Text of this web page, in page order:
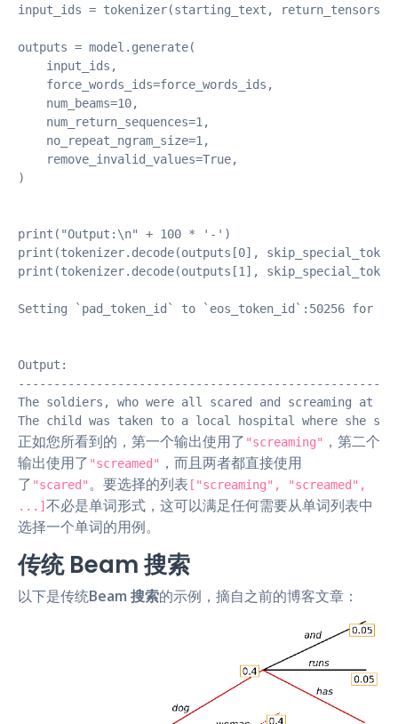
input_ids = tokenizer(starting_text,
outputs = model.generate(
    input_ids,
    force_words_ids=force_words_ids,
    num_beams=10,
    num_return_sequences=1,
    no_repeat_ngram_size=1,
    remove_invalid_values=True,
)
print("Output:\n" + 100 * '-')
print(tokenizer.decode(outputs[0],
print(tokenizer.decode(outputs[1],
Setting `pad_token_id` to `eos_token_id`:50256 for
Output:
The soldiers, who were all scared and screaming at
The child was taken to a local hospital where she
正如您所看到的，第一个输出使用了 "screaming" ，第二个
输出使用了 "screamed" ，而且两者都直接使用
了 "scared"。要选择的列表 ["screaming", "screamed",
...] 不必是单词形式，这可以满足任何需要从单词列表中
选择一个单词的用例。
传统 Beam 搜索
以下是传统Beam 搜索的示例，摘自之前的博客文章：